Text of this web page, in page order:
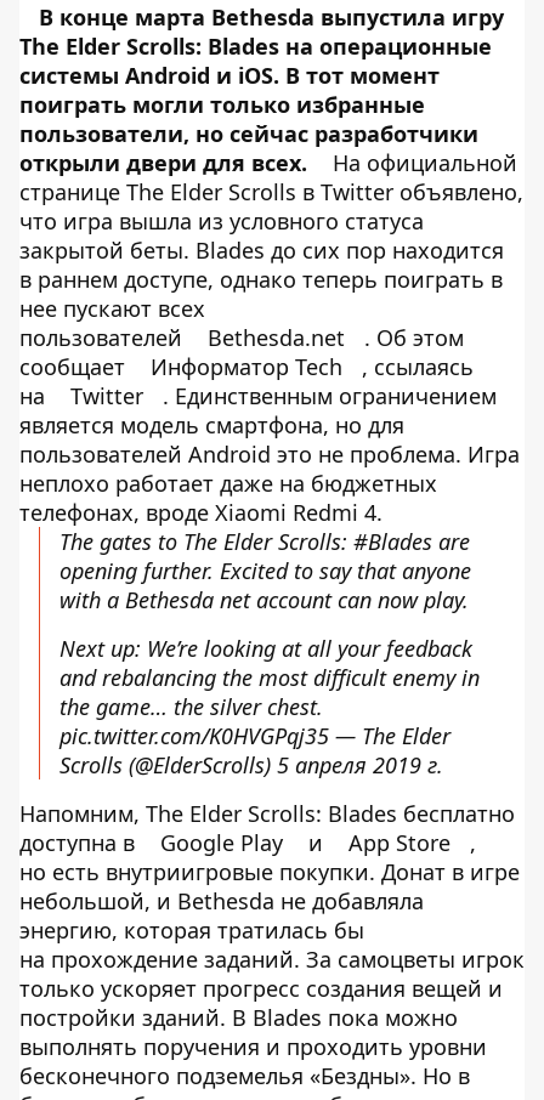
В конце марта Bethesda выпустила игру
The Elder Scrolls: Blades на операционные
системы Android и iOS. В тот момент
поиграть могли только избранные
пользователи, но сейчас разработчики
открыли двери для всех.
На официальной
странице The Elder Scrolls в Twitter объявлено,
что игра вышла из условного статуса
закрытой беты. Blades до сих пор находится
в раннем доступе, однако теперь поиграть в
нее пускают всех
пользователей
Bethesda.net
. Об этом
сообщает
Информатор Tech
, ссылаясь
на
Twitter
. Единственным ограничением
является модель смартфона, но для
пользователей Android это не проблема. Игра
неплохо работает даже на бюджетных
телефонах, вроде Xiaomi Redmi 4.
The gates to The Elder Scrolls: #Blades are
opening further. Excited to say that anyone
with a Bethesda net account can now play.
Next up: We’re looking at all your feedback
and rebalancing the most difficult enemy in
the game… the silver chest.
pic.twitter.com/K0HVGPqj35 — The Elder
Scrolls (@ElderScrolls) 5 апреля 2019 г.
Напомним, The Elder Scrolls: Blades бесплатно
доступна в
Google Play и App Store
,
но есть внутриигровые покупки. Донат в игре
небольшой, и Bethesda не добавляла
энергию, которая тратилась бы
на прохождение заданий. За самоцветы игрок
только ускоряет прогресс создания вещей и
постройки зданий. В Blades пока можно
выполнять поручения и проходить уровни
бесконечного подземелья «Бездны». Но в